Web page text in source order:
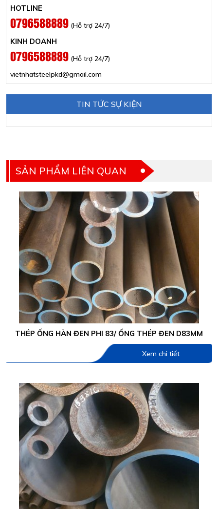
HOTLINE
0796588889 (Hỗ trợ 24/7)
KINH DOANH
0796588889 (Hỗ trợ 24/7)
vietnhatsteelpkd@gmail.com
TIN TỨC SỰ KIỆN
SẢN PHẨM LIÊN QUAN
THÉP ỐNG HÀN ĐEN PHI 83/ ỐNG THÉP ĐEN D83MM
Xem chi tiết